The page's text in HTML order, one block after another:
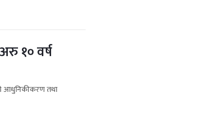
१० वर्ष
आधुनिकीकरण तथा